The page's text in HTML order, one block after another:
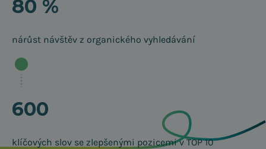
80 %
nárůst návštěv z organického vyhledávání
600
klíčových slov se zlepšenými pozicemi v TOP 10